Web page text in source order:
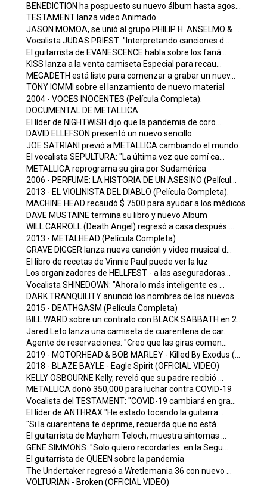
BENEDICTION ha pospuesto su nuevo álbum hasta agos...
TESTAMENT lanza video Animado.
JASON MOMOA, se unió al grupo PHILIP H. ANSELMO & ...
Vocalista JUDAS PRIEST: "Interpretando canciones d...
El guitarrista de EVANESCENCE habla sobre los faná...
KISS lanza a la venta camiseta Especial para recau...
MEGADETH está listo para comenzar a grabar un nuev...
TONY IOMMI sobre el lanzamiento de nuevo material
2004 - VOCES INOCENTES (Película Completa).
DOCUMENTAL DE METALLICA
El líder de NIGHTWISH dijo que la pandemia de coro...
DAVID ELLEFSON presentó un nuevo sencillo.
JOE SATRIANI previó a METALLICA cambiando el mundo...
El vocalista SEPULTURA: "La última vez que comí ca...
METALLICA reprograma su gira por Sudamérica
2006 - PERFUME: LA HISTORIA DE UN ASESINO (Películ...
2013 - EL VIOLINISTA DEL DIABLO (Película Completa).
MACHINE HEAD recaudó $ 7500 para ayudar a los médicos
DAVE MUSTAINE termina su libro y nuevo Album
WILL CARROLL (Death Angel) regresó a casa después ...
2013 - METALHEAD (Película Completa)
GRAVE DIGGER lanza nueva canción y video musical d...
El libro de recetas de Vinnie Paul puede ver la luz
Los organizadores de HELLFEST - a las aseguradoras...
Vocalista SHINEDOWN: "Ahora lo más inteligente es ...
DARK TRANQUILITY anunció los nombres de los nuevos...
2015 - DEATHGASM (Película Completa)
BILL WARD sobre un contrato con BLACK SABBATH en 2...
Jared Leto lanza una camiseta de cuarentena de car...
Agente de reservaciones: "Creo que las giras comen...
2019 - MOTÖRHEAD & BOB MARLEY - Killed By Exodus (...
2018 - BLAZE BAYLE - Eagle Spirit (OFFICIAL VIDEO)
KELLY OSBOURNE Kelly, reveló que su padre recibió ...
METALLICA donó 350,000 para luchar contra COVID-19
Vocalista del TESTAMENT: "COVID-19 cambiará en gra...
El líder de ANTHRAX "He estado tocando la guitarra...
"Si la cuarentena te deprime, recuerda que no está...
El guitarrista de Mayhem Teloch, muestra síntomas ...
GENE SIMMONS: "Solo quiero recordarles: en la Segu...
El guitarrista de QUEEN sobre la pandemia
The Undertaker regresó a Wretlemania 36 con nuevo ...
VOLTURIAN - Broken (OFFICIAL VIDEO)